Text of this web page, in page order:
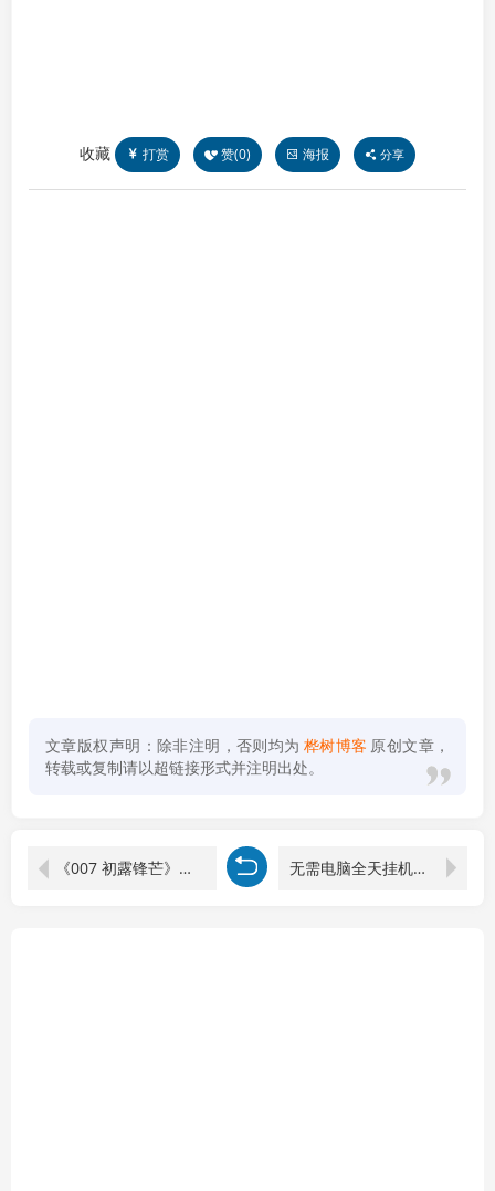
收藏 打赏 赞(0) 海报 分享
文章版权声明：除非注明，否则均为 桦树博客 原创文章，
转载或复制请以超链接形式并注明出处。
《007 初露锋芒》中文版 无需电脑全天挂机，一部手机即可完成的CS2市场自动捡漏淘金，包教包会，日入300+